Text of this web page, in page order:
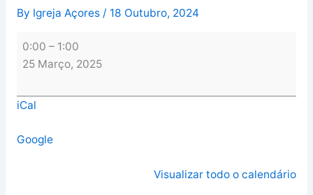
By Igreja Açores / 18 Outubro, 2024
0:00 – 1:00
25 Março, 2025
iCal
Google
Visualizar todo o calendário